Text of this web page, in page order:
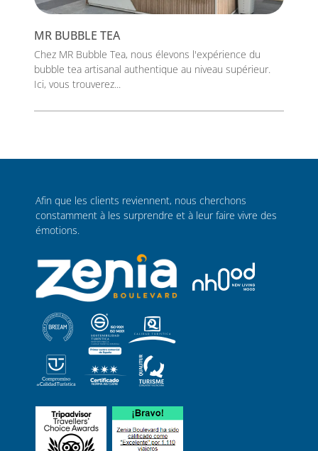
MR BUBBLE TEA
Chez MR Bubble Tea, nous élevons l'expérience du
bubble tea artisanal authentique au niveau supérieur.
Ici, vous trouverez...
Afin que les clients reviennent, nous cherchons
constamment à les surprendre et à leur faire vivre des
émotions.